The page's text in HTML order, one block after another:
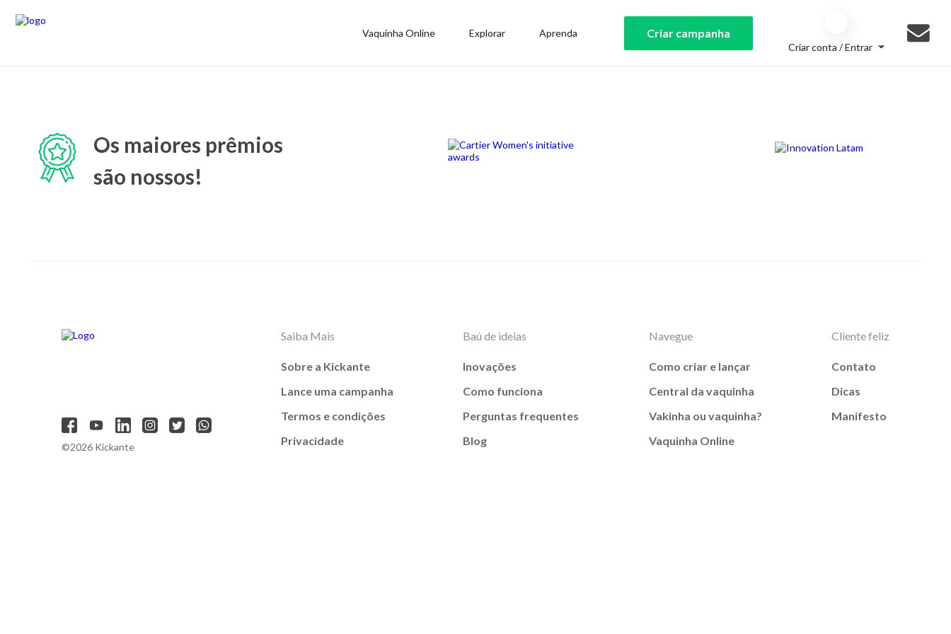
Vaquinha Online Explorar Aprenda Criar campanha
Criar conta / Entrar
Os maiores prêmios
são nossos!
©2026 Kickante
Saiba Mais
Sobre a Kickante
Lance uma campanha
Termos e condições
Privacidade
Baú de ideias
Inovações
Como funciona
Perguntas frequentes
Blog
Navegue
Como criar e lançar
Central da vaquinha
Vakinha ou vaquinha?
Vaquinha Online
Cliente feliz
Contato
Dicas
Manifesto